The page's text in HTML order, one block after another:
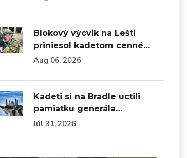
Blokový výcvik na Lešti
priniesol kadetom cenné…
Aug 06, 2026
Kadeti si na Bradle uctili
pamiatku generála…
Júl 31, 2026